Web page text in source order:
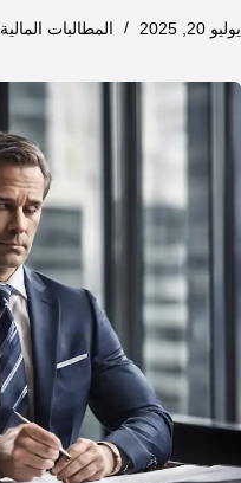
يوليو 20, 2025 المطالبات المالية